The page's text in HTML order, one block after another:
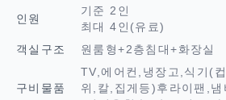
인원
기준 2인
최대 4인(유료)
객실구조
원룸형+2층침대+화장실
구비물품
TV,에어컨,냉장고,식기(
위,칼,집게등)후라이팬,